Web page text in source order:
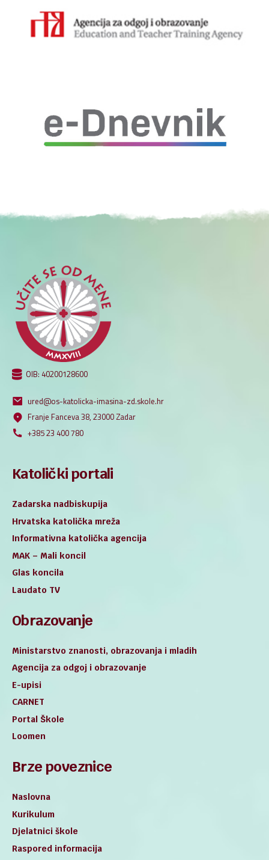
OIB: 40200128600
ured@os-katolicka-imasina-zd.skole.hr
Franje Fanceva 38, 23000 Zadar
+385 23 400 780
Katolički portali
Zadarska nadbiskupija
Hrvatska katolička mreža
Informativna katolička agencija
MAK – Mali koncil
Glas koncila
Laudato TV
Obrazovanje
Ministarstvo znanosti, obrazovanja i mladih
Agencija za odgoj i obrazovanje
E-upisi
CARNET
Portal Škole
Loomen
Brze poveznice
Naslovna
Kurikulum
Djelatnici škole
Raspored informacija